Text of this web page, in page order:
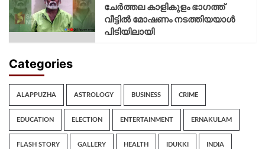
ചേർത്തല കാളികുളം ഭാഗത്ത്
വീട്ടിൽ മോഷണം നടത്തിയയാൾ
പിടിയിലായി
Categories
ALAPPUZHA ASTROLOGY BUSINESS CRIME
EDUCATION ELECTION ENTERTAINMENT ERNAKULAM
FLASH STORY GALLERY HEALTH IDUKKI INDIA